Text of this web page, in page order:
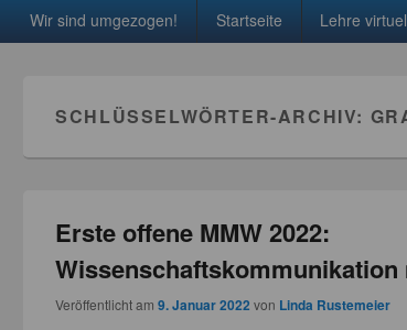
HauptmenüWeiter zum Hauptinhalt
Weiter zum Sekundärinhalt
Wir sind umgezogen! Startseite Lehre
SCHLÜSSELWÖRTER-ARCHIV:
Erste offene MMW 2022:
Veröffentlicht am9. Januar 2022 von Linda Rustemeier